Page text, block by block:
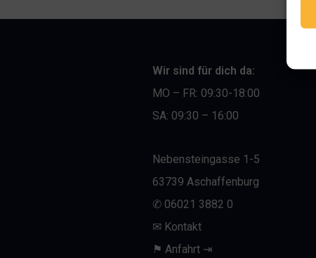
Wir sind für dich da:
MO – FR: 09:30-18:00
SA: 09:30 – 16:00
Nebensteingasse 1-5
63739 Aschaffenburg
✆ 06021 3882 0
✉︎ Kontakt
⚑ Anfahrt ⇥